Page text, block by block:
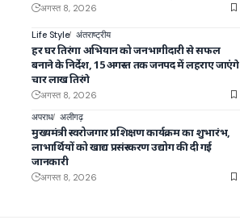
अगस्त 8, 2026
Life Style अंतराष्ट्रीय
हर घर तिरंगा अभियान को जनभागीदारी से सफल
बनाने के निर्देश, 15 अगस्त तक जनपद में लहराए जाएंगे
चार लाख तिरंगे
अगस्त 8, 2026
अपराध अलीगढ़
मुख्यमंत्री स्वरोजगार प्रशिक्षण कार्यक्रम का शुभारंभ,
लाभार्थियों को खाद्य प्रसंस्करण उद्योग की दी गई
जानकारी
अगस्त 8, 2026